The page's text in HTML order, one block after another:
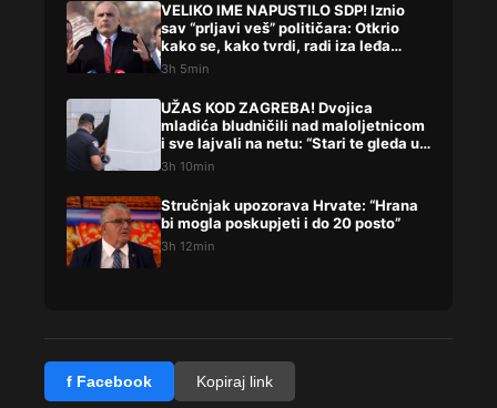
VELIKO IME NAPUSTILO SDP! Iznio
sav “prljavi veš” političara: Otkrio
kako se, kako tvrdi, radi iza leđa
građana
3h 5min
UŽAS KOD ZAGREBA! Dvojica
mladića bludničili nad maloljetnicom
i sve lajvali na netu: “Stari te gleda u
lajvu”
3h 10min
Stručnjak upozorava Hrvate: “Hrana
bi mogla poskupjeti i do 20 posto”
3h 12min
f Facebook Kopiraj link